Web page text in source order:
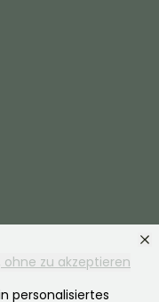
ohne zu akzeptieren
personalisiertes